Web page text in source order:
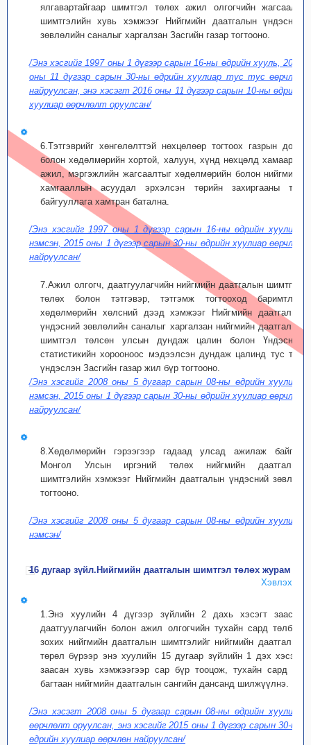
ялгавартайгаар шимтгэл төлөх ажил олгогчийн жагсаалт,
шимтгэлийн хувь хэмжээг Нийгмийн даатгалын үндэсний
зөвлөлийн саналыг харгалзан Засгийн газар тогтооно.
/Энэ хэсгийг 1997 оны 1 дүгээр сарын 16-ны өдрийн хууль, 2007
оны 11 дүгээр сарын 30-ны өдрийн хуулиар тус тус өөрчлөн
найруулсан, энэ хэсэгт 2016 оны 11 дүгээр сарын 10-ны өдрийн
хуулиар өөрчлөлт оруулсан/
6.Тэтгэврийг хөнгөлөлттэй нөхцөлөөр тогтоох газрын доор
болон хөдөлмөрийн хортой, халуун, хүнд нөхцөлд хамаарах
ажил, мэргэжлийн жагсаалтыг хөдөлмөрийн болон нийгмийн
хамгааллын асуудал эрхэлсэн төрийн захиргааны төв
байгууллага хамтран батална.
/Энэ хэсгийг 1997 оны 1 дүгээр сарын 16-ны өдрийн хуулиар
нэмсэн, 2015 оны 1 дүгээр сарын 30-ны өдрийн хуулиар өөрчлөн
найруулсан/
7.Ажил олгогч, даатгуулагчийн нийгмийн даатгалын шимтгэл
төлөх болон тэтгэвэр, тэтгэмж тогтооход баримтлах
хөдөлмөрийн хөлсний дээд хэмжээг Нийгмийн даатгалын
үндэсний зөвлөлийн саналыг харгалзан нийгмийн даатгалын
шимтгэл төлсөн улсын дундаж цалин болон Үндэсний
статистикийн хорооноос мэдээлсэн дундаж цалинд тус тус
үндэслэн Засгийн газар жил бүр тогтооно.
/Энэ хэсгийг 2008 оны 5 дугаар сарын 08-ны өдрийн хуулиар
нэмсэн, 2015 оны 1 дүгээр сарын 30-ны өдрийн хуулиар өөрчлөн
найруулсан/
8.Хөдөлмөрийн гэрээгээр гадаад улсад ажилаж байгаа
Монгол Улсын иргэний төлөх нийгмийн даатгалын
шимтгэлийн хэмжээг Нийгмийн даатгалын үндэсний зөвлөл
тогтооно.
/Энэ хэсгийг 2008 оны 5 дугаар сарын 08-ны өдрийн хуулиар
нэмсэн/
16 дугаар зүйл.Нийгмийн даатгалын шимтгэл төлөх журам
Хэвлэх
1.Энэ хуулийн 4 дүгээр зүйлийн 2 дахь хэсэгт заасан
даатгуулагчийн болон ажил олгогчийн тухайн сард төлбөл
зохих нийгмийн даатгалын шимтгэлийг нийгмийн даатгалын
төрөл бүрээр энэ хуулийн 15 дугаар зүйлийн 1 дэх хэсэгт
заасан хувь хэмжээгээр сар бүр тооцож, тухайн сард нь
багтаан нийгмийн даатгалын сангийн дансанд шилжүүлнэ.
/Энэ хэсэгт 2008 оны 5 дугаар сарын 08-ны өдрийн хуулиар
өөрчлөлт оруулсан, энэ хэсгийг 2015 оны 1 дүгээр сарын 30-ны
өдрийн хуулиар өөрчлөн найруулсан/